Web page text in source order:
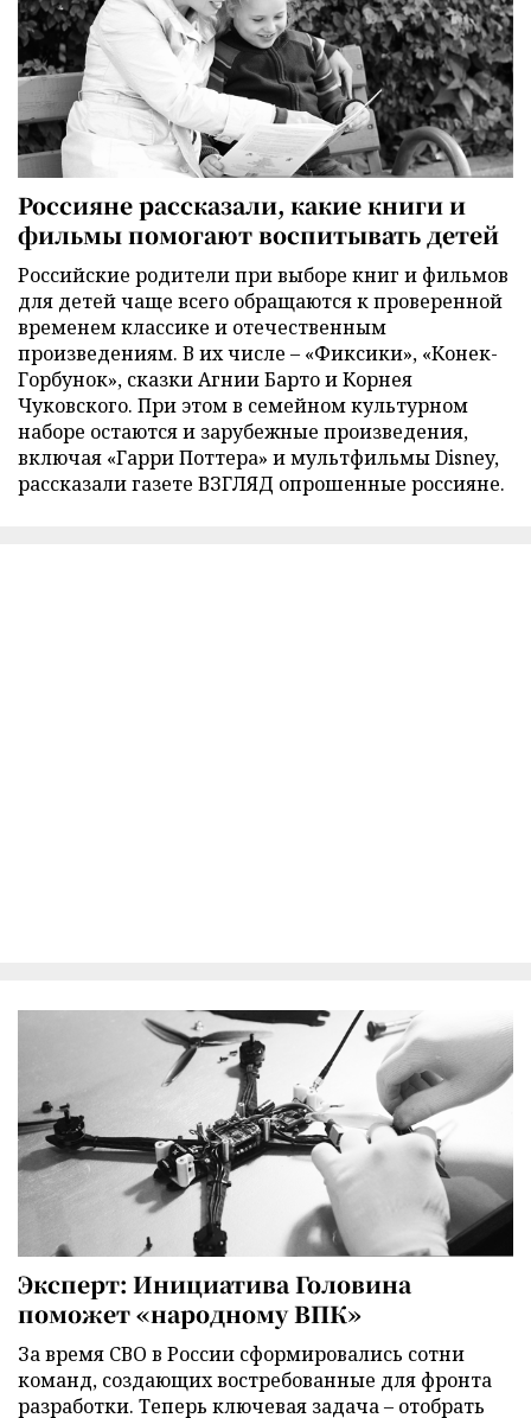
Россияне рассказали, какие книги и
фильмы помогают воспитывать детей
Российские родители при выборе книг и фильмов
для детей чаще всего обращаются к проверенной
временем классике и отечественным
произведениям. В их числе – «Фиксики», «Конек-
Горбунок», сказки Агнии Барто и Корнея
Чуковского. При этом в семейном культурном
наборе остаются и зарубежные произведения,
включая «Гарри Поттера» и мультфильмы Disney,
рассказали газете ВЗГЛЯД опрошенные россияне.
Эксперт: Инициатива Головина
поможет «народному ВПК»
За время СВО в России сформировались сотни
команд, создающих востребованные для фронта
разработки. Теперь ключевая задача – отобрать